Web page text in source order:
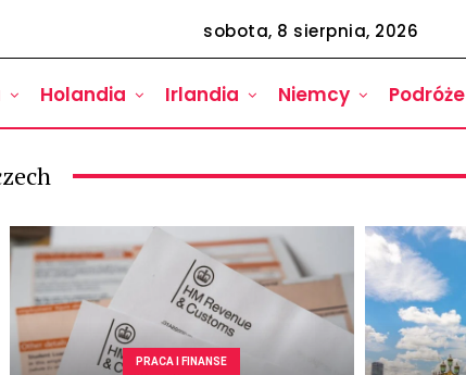
sobota, 8 sierpnia, 2026
Holandia Irlandia Niemcy Podróże
PRACA I FINANSE